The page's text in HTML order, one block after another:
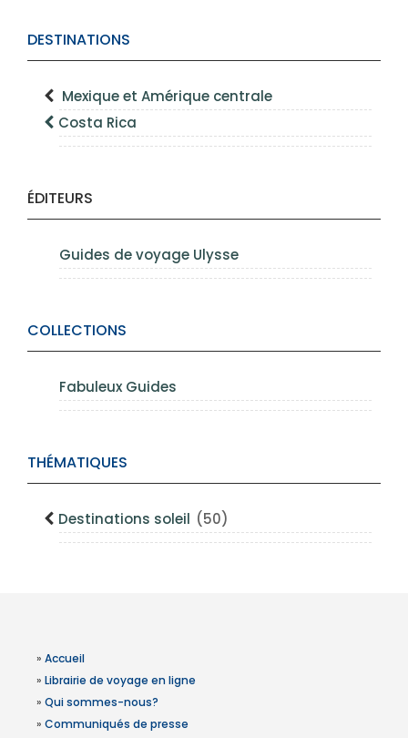
DESTINATIONS
Mexique et Amérique centrale
Costa Rica
ÉDITEURS
Guides de voyage Ulysse
COLLECTIONS
Fabuleux Guides
THÉMATIQUES
Destinations soleil (50)
» Accueil
» Librairie de voyage en ligne
» Qui sommes-nous?
» Communiqués de presse